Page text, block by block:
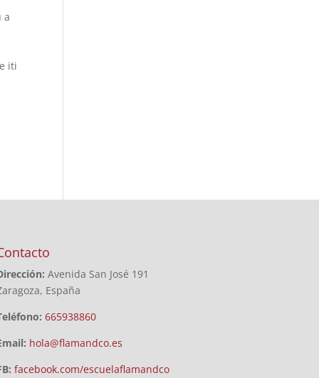
a
iti
Avenida San José 191
España
665938860
hola@flamandco.es
facebook.com/escuelaflamandco